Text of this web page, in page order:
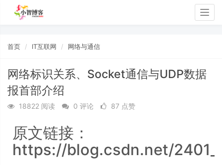
首页 IT互联网 网络与通信
网络标识关系、Socket通信与UDP数据
报首部介绍
18822 阅读 0 评论 87 点赞
原文链接：
https://blog.csdn.net/